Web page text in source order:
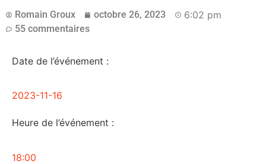
Romain Groux octobre 26, 2023 6:02 pm
55 commentaires
Date de l’événement :
2023-11-16
Heure de l’événement :
18:00